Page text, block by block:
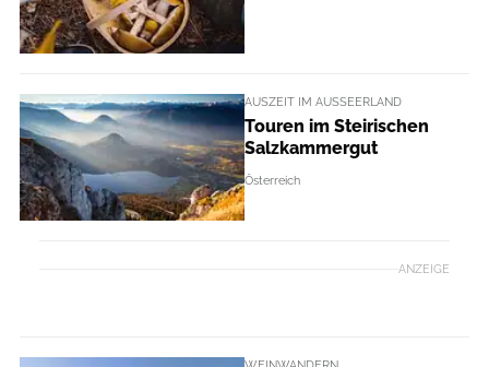
AUSZEIT IM AUSSEERLAND
Touren im Steirischen
Salzkammergut
Österreich
ANZEIGE